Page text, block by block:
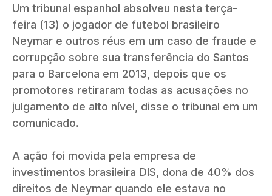
Um tribunal espanhol absolveu nesta terça-
feira (13) o jogador de futebol brasileiro
Neymar e outros réus em um caso de fraude e
corrupção sobre sua transferência do Santos
para o Barcelona em 2013, depois que os
promotores retiraram todas as acusações no
julgamento de alto nível, disse o tribunal em um
comunicado.
A ação foi movida pela empresa de
investimentos brasileira DIS, dona de 40% dos
direitos de Neymar quando ele estava no